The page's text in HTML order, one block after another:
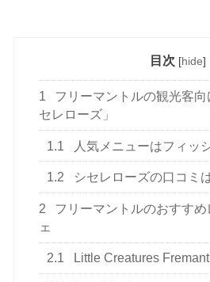
目次 [hide]
1
フリーマントルの観光客
セレローズ」
1.1 人気メニューはフィッ
1.2 シセレローズの口コミ
2
フリーマントルのおすす
ェ
2.1 Little Creatures